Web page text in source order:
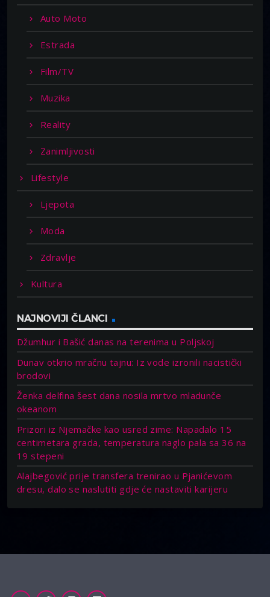
Auto Moto
Estrada
Film/TV
Muzika
Reality
Zanimljivosti
Lifestyle
Ljepota
Moda
Zdravlje
Kultura
NAJNOVIJI ČLANCI
Džumhur i Bašić danas na terenima u Poljskoj
Dunav otkrio mračnu tajnu: Iz vode izronili nacistički
brodovi
Ženka delfina šest dana nosila mrtvo mladunče
okeanom
Prizori iz Njemačke kao usred zime: Napadalo 15
centimetara grada, temperatura naglo pala sa 36 na
19 stepeni
Alajbegović prije transfera trenirao u Pjanićevom
dresu, dalo se naslutiti gdje će nastaviti karijeru